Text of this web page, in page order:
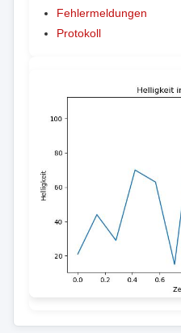
Fehlermeldungen
Protokoll